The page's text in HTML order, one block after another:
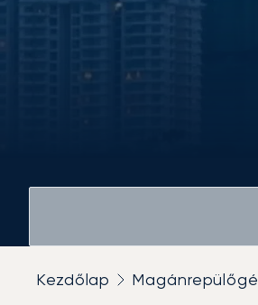
Kezdőlap